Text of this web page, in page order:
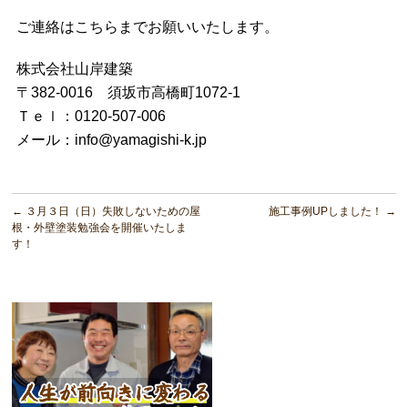
ご連絡はこちらまでお願いいたします。
株式会社山岸建築
〒382-0016 須坂市高橋町1072-1
Ｔｅｌ：0120-507-006
メール：info@yamagishi-k.jp
← ３月３日（日）失敗しないための屋
根・外壁塗装勉強会を開催いたしま
す！
施工事例UPしました！ →